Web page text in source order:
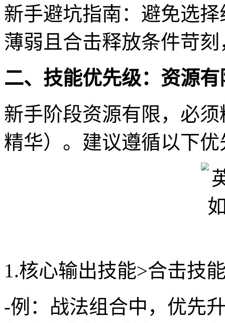
新手避坑指南：避免选
薄弱且合击释放条件苛
二、技能优先级：资源
新手阶段资源有限，必
精华）。建议遵循以下优
1.核心输出技能>合击技
-例：战法组合中，优先